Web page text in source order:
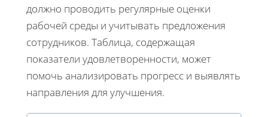
должно проводить регулярные оценки
рабочей среды и учитывать предложения
сотрудников. Таблица, содержащая
показатели удовлетворенности, может
помочь анализировать прогресс и выявлять
направления для улучшения.